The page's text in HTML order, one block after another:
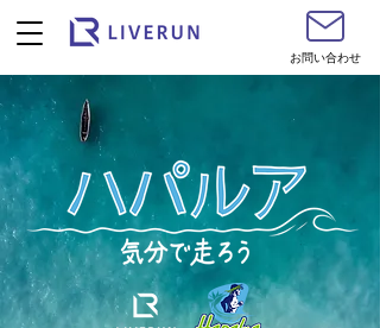
お問い合わせ